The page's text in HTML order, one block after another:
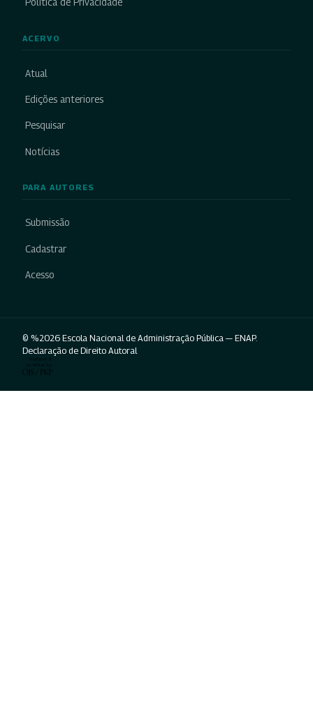
ACERVO
Atual
Edições anteriores
Pesquisar
Notícias
PARA AUTORES
Submissão
Cadastrar
Acesso
© %2026 Escola Nacional de Administração Pública — ENAP.
Declaração de Direito Autoral